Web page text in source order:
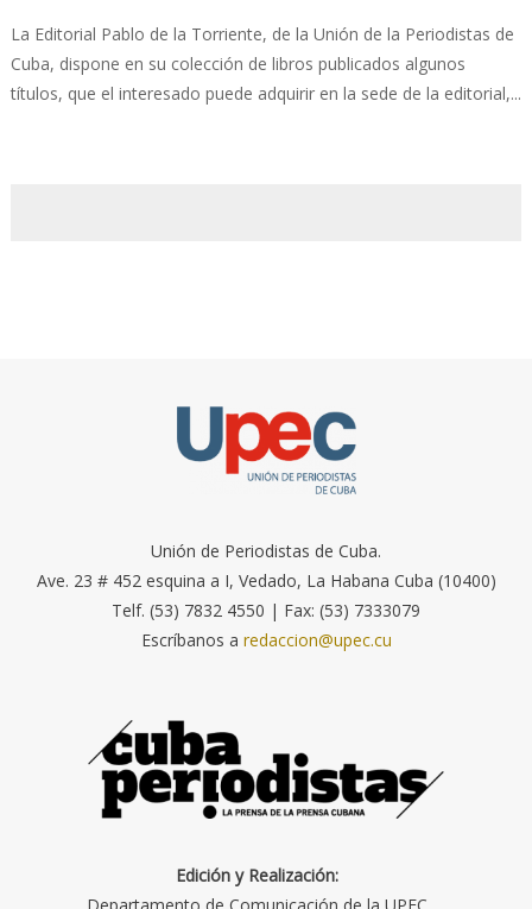
La Editorial Pablo de la Torriente, de la Unión de la Periodistas de
Cuba, dispone en su colección de libros publicados algunos
títulos, que el interesado puede adquirir en la sede de la editorial,...
Unión de Periodistas de Cuba.
Ave. 23 # 452 esquina a I, Vedado, La Habana Cuba (10400)
Telf. (53) 7832 4550 | Fax: (53) 7333079
Escríbanos a redaccion@upec.cu
Edición y Realización:
Departamento de Comunicación de la UPEC